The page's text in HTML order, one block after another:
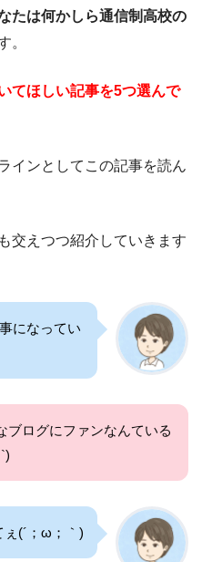
たは何かしら通信制高校の
。
てほしい記事を5つ選んで
インとしてこの記事を読ん
交えつつ紹介していきます
になってい
ブログにファンなんている
ぇ(´；ω；｀)